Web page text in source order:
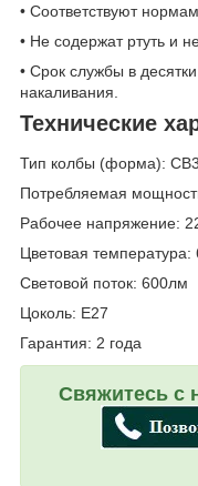
• Соответствуют
• Не содержат ртуть и
• Срок службы в
накаливания.
Технические
Тип колбы (форма):
Потребляемая
Рабочее напряжение:
Цветовая температура:
Световой поток: 600лм
Цоколь: E27
Гарантия: 2 года
Свяжитесь с